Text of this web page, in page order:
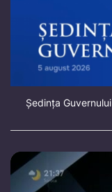
Ședința